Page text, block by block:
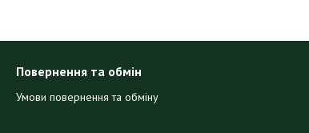
Повернення та обмін
Умови повернення та обміну